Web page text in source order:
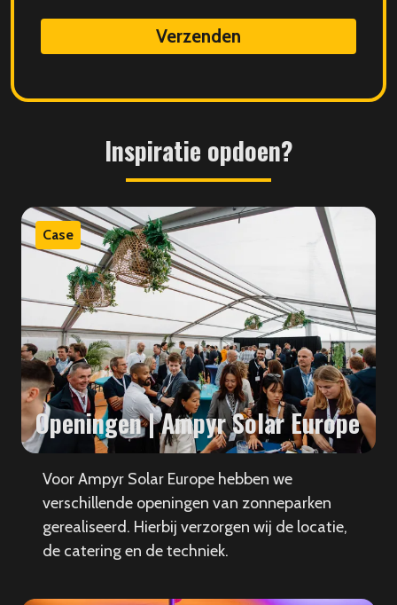
data
Inspiratie opdoen?
Case
Openingen | Ampyr Solar Europe
Voor Ampyr Solar Europe hebben we
verschillende openingen van zonneparken
gerealiseerd. Hierbij verzorgen wij de locatie,
de catering en de techniek.